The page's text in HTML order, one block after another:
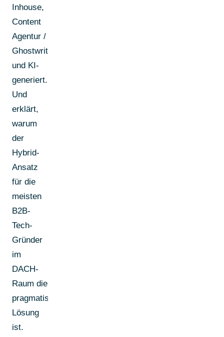
Inhouse,
Content
Agentur /
Ghostwriter
und KI-
generiert.
Und
erklärt,
warum
der
Hybrid-
Ansatz
für die
meisten
B2B-
Tech-
Gründer
im
DACH-
Raum die
pragmatischste
Lösung
ist.